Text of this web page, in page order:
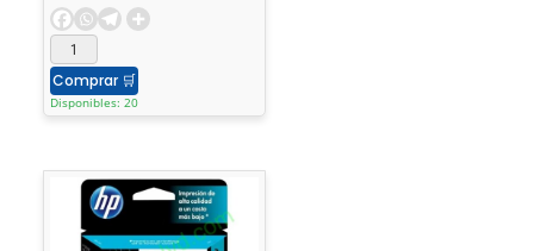
Comprar 🛒
Disponibles: 20